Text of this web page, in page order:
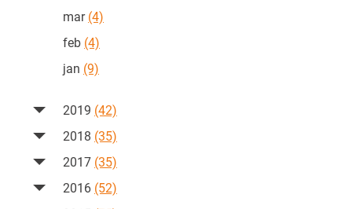
mar(4)
feb (4)
jan (9)
2019 (42)
2018 (35)
2017 (35)
2016 (52)